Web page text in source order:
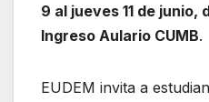
9 al jueves 11 de junio,
Ingreso Aulario CUMB.
EUDEM invita a